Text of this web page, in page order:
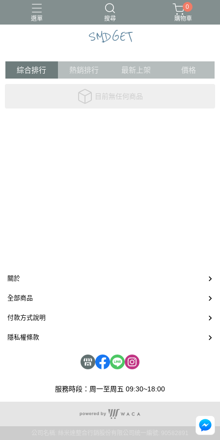
選單 搜尋
#新品上市 CÓCOES
0
購物車
SMDGET
綜合排行 熱銷排行 最新上架 價格
目前無任何商品
服務時段：周一至周五 09:30~18:00
關於
全部商品
付款方式說明
隱私權條款